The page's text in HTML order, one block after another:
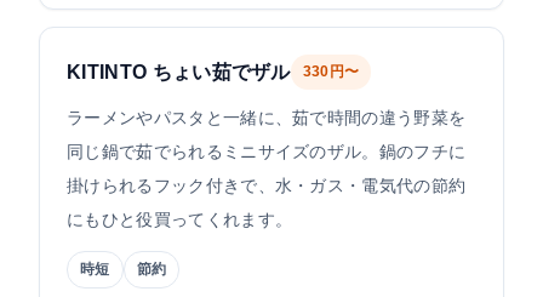
KITINTO ちょい茹でザル 330円〜
ラーメンやパスタと一緒に、茹で時間の違う野菜を
同じ鍋で茹でられるミニサイズのザル。鍋のフチに
掛けられるフック付きで、水・ガス・電気代の節約
にもひと役買ってくれます。
時短 節約